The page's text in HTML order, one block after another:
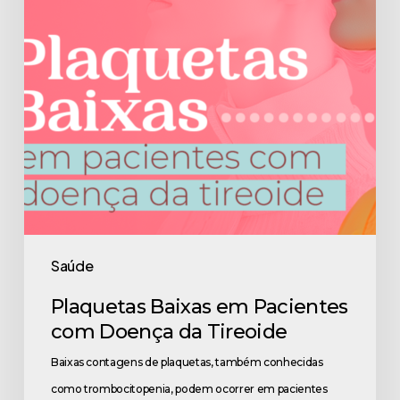
Saúde
da
Tireoide
Plaquetas Baixas em Pacientes
com Doença da Tireoide
Baixas contagens de plaquetas, também conhecidas
como trombocitopenia, podem ocorrer em pacientes